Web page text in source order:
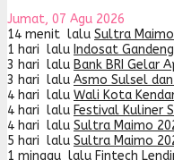
Jumat, 07 Agu 2026
14 menit lalu Sultra
1 hari lalu Indosat
3 hari lalu Bank BRI Gelar
3 hari lalu Asmo Sulsel dan
4 hari lalu Wali Kota
4 hari lalu Festival Kuliner
4 hari lalu Sultra Maimo
5 hari lalu Sultra Maimo
1 minggu lalu Fintech